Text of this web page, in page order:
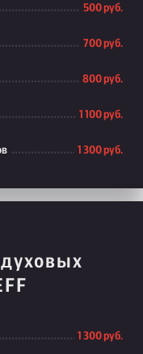
500 руб.
700 руб.
800 руб.
1 100 руб.
1 300 руб.
1 300 руб.